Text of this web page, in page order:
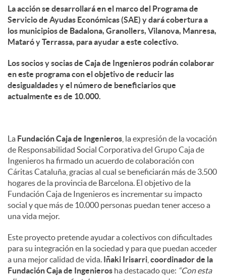
n
i
d
s
La acción se desarrollará en el marco del Programa de
Servicio de Ayudas Económicas (SAE) y dará cobertura a
los municipios de Badalona, Granollers, Vilanova, Manresa,
Mataró y Terrassa, para ayudar a este colectivo.
Los socios y socias de Caja de Ingenieros podrán colaborar
en este programa con el objetivo de reducir las
desigualdades y el número de beneficiarios que
actualmente es de 10.000.
La Fundación Caja de Ingenieros , la expresión de la vocación
de Responsabilidad Social Corporativa del Grupo Caja de
Ingenieros ha firmado un acuerdo de colaboración con
Cáritas Cataluña, gracias al cual se beneficiarán más de 3.500
hogares de la provincia de Barcelona. El objetivo de la
Fundación Caja de Ingenieros es incrementar su impacto
social y que más de 10.000 personas puedan tener acceso a
una vida mejor.
Este proyecto pretende ayudar a colectivos con dificultades
para su integración en la sociedad y para que puedan acceder
a una mejor calidad de vida. Iñaki Irisarri coordinador de la
Fundación Caja de Ingenieros ha destacado que: “Con esta